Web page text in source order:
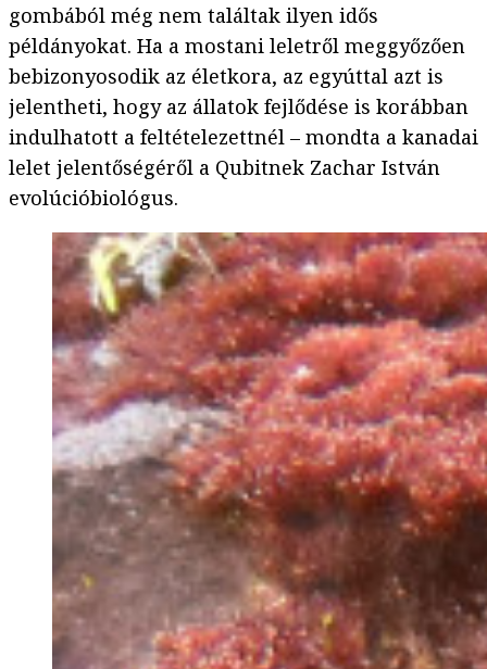
gombából még nem találtak ilyen idős
példányokat. Ha a mostani leletről meggyőzően
bebizonyosodik az életkora, az egyúttal azt is
jelentheti, hogy az állatok fejlődése is korábban
indulhatott a feltételezettnél – mondta a kanadai
lelet jelentőségéről a Qubitnek Zachar István
evolúcióbiológus.